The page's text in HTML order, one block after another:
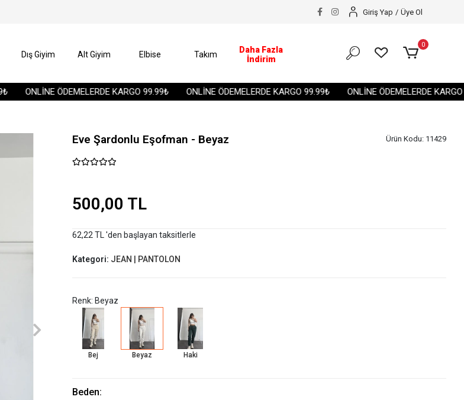
ONLİNE ÖDEMELERDE KARGO 99.99₺ ONLİNE ÖDEMELERDE KARGO 99.99₺ ONLİNE ÖDEMELERDE KARGO
Giriş Yap / Üye Ol
Dış Giyim Alt Giyim Elbise Takım
Daha Fazla
İndirim
0
Eve Şardonlu Eşofman - Beyaz Ürün Kodu: 11429
500,00 TL
62,22 TL 'den başlayan taksitlerle
Kategori: JEAN | PANTOLON
Renk: Beyaz
Bej Beyaz Haki
Beden: